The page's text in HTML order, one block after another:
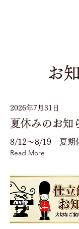
お
2026年7月31日
夏休みのお知
8/12〜8/19 夏期
Read More